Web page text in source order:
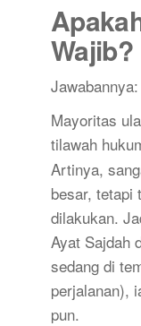
Wajib?
Jawabannya:
Mayoritas
tilawah
Artinya,
besar, tetapi
dilakukan.
Ayat Sajdah
sedang di
perjalanan),
pun.